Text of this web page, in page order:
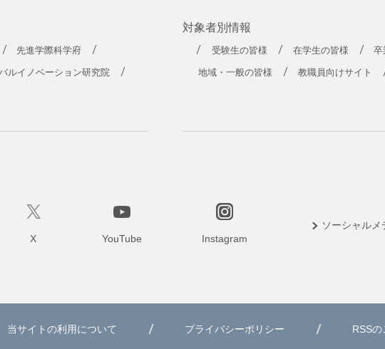
先進学際科学府
ルイノベーション研究院
対象者別情報
受験生の皆様 在学生の皆様 卒
地域・一般の皆様 教職員向けサイト
X YouTube Instagram
ソーシャルメ
当サイトの利用について プライバシーポリシー RSSの